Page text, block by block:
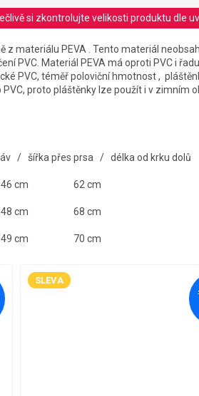
si zkontrolujte velikosti produktu dle
z materiálu PEVA . Tento materiál
PVC. Materiál PEVA má oproti PVC i
PVC, téměř poloviční hmotnost ,
proto pláštěnky lze použít i v zimním
/ šířka přes prsa / délka od krku dolů
62 cm
68 cm
70 cm
SLEVA